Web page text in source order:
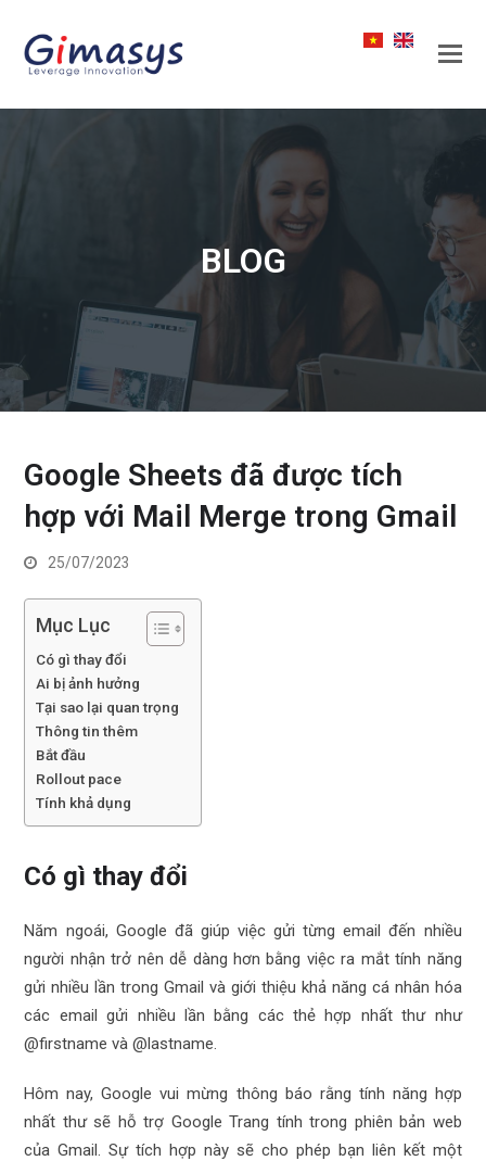
BLOG
Google Sheets đã được tích
hợp với Mail Merge trong Gmail
25/07/2023
Mục Lục
Có gì thay đổi
Ai bị ảnh hưởng
Tại sao lại quan trọng
Thông tin thêm
Bắt đầu
Rollout pace
Tính khả dụng
Có gì thay đổi
Năm ngoái, Google đã giúp việc gửi từng email đến nhiều
người nhận trở nên dễ dàng hơn bằng việc ra mắt tính năng
gửi nhiều lần trong Gmail và giới thiệu khả năng cá nhân hóa
các email gửi nhiều lần bằng các thẻ hợp nhất thư như
@firstname và @lastname.
Hôm nay, Google vui mừng thông báo rằng tính năng hợp
nhất thư sẽ hỗ trợ Google Trang tính trong phiên bản web
của Gmail. Sự tích hợp này sẽ cho phép bạn liên kết một